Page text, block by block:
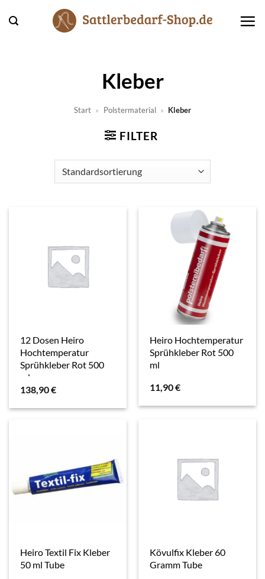
Inhalt
Kleber
Start » Polstermaterial » Kleber
FILTER
12 Dosen Heiro
Hochtemperatur
Sprühkleber Rot 500
ml
138,90€
Heiro Hochtemperatur
Sprühkleber Rot 500
ml
11,90€
Heiro Textil Fix Kleber
50 ml Tube
Kövulfix Kleber 60
Gramm Tube